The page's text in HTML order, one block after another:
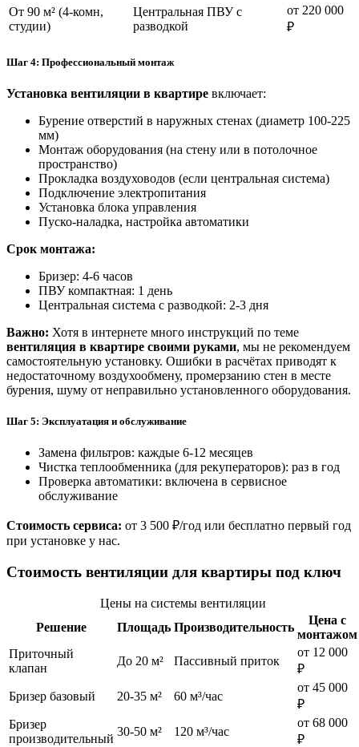
От 90 м² (4-комн,
студии)
Центральная ПВУ с
разводкой
от 220 000
₽
Шаг 4: Профессиональный монтаж
Установка вентиляции в квартире включает:
Бурение отверстий в наружных стенах (диаметр 100-225
мм)
Монтаж оборудования (на стену или в потолочное
пространство)
Прокладка воздуховодов (если центральная система)
Подключение электропитания
Установка блока управления
Пуско-наладка, настройка автоматики
Срок монтажа:
Бризер: 4-6 часов
ПВУ компактная: 1 день
Центральная система с разводкой: 2-3 дня
Важно: Хотя в интернете много инструкций по теме
вентиляция в квартире своими руками, мы не рекомендуем
самостоятельную установку. Ошибки в расчётах приводят к
недостаточному воздухообмену, промерзанию стен в месте
бурения, шуму от неправильно установленного оборудования.
Шаг 5: Эксплуатация и обслуживание
Замена фильтров: каждые 6-12 месяцев
Чистка теплообменника (для рекуператоров): раз в год
Проверка автоматики: включена в сервисное
обслуживание
Стоимость сервиса: от 3 500 ₽/год или бесплатно первый год
при установке у нас.
Стоимость вентиляции для квартиры под ключ
Цены на системы вентиляции
Решение
Площадь Производительность
Цена с
монтажом
Приточный
клапан
До 20 м² Пассивный приток
от 12 000
₽
Бризер базовый
20-35 м² 60 м³/час
от 45 000
₽
Бризер
производительный
30-50 м² 120 м³/час
от 68 000
₽